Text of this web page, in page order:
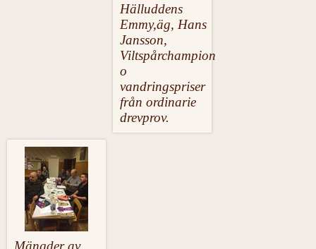
Hälluddens
Emmy,äg, Hans
Jansson,
Viltspårchampion
o
vandringspriser
från ordinarie
drevprov.
Mängder av